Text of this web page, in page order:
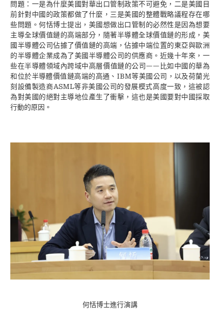
問題：一是為什麼美國對華出口管制政策不可避免，二是美國目
前針對中國的政策都做了什麼，三是美國的整體戰略議程存在哪
些問題。何恬博士提出，美國想做出口管制的必然性是因為想要
主導全球價值鏈的高端部分，隨著半導體全球價值鏈的形成，美
國半導體公司佔據了價值鏈的高端，佔據中端位置的東亞與歐洲
的半導體企業成為了美國半導體公司的供應商。近幾十年來，一
些在半導體領域內跨域中高層價值鏈的公司 —— 比如中國的華為
和位於半導體價值鏈高端的高通、 IBM等美國公司，以及荷蘭光
刻設備製造商ASML等非美國公司的發展模式高度一致，這被認
為對美國的絕對主導地位產生了衝擊，這也是美國要對中國採取
行動的原因。
何恬博士進行演講